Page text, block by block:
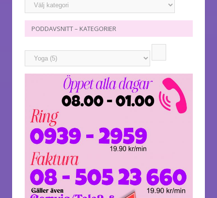
PODDAVSNITT – KATEGORIER